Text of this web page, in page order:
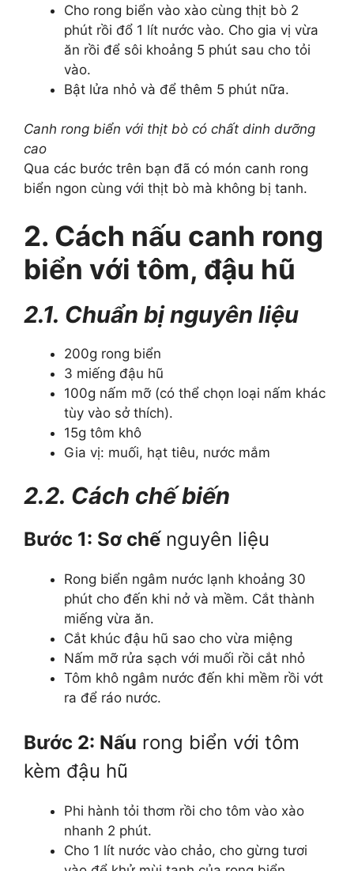
Cho rong biển vào xào cùng thịt bò 2
phút rồi đổ 1 lít nước vào. Cho gia vị vừa
ăn rồi để sôi khoảng 5 phút sau cho tỏi
vào.
Bật lửa nhỏ và để thêm 5 phút nữa.
Canh rong biển với thịt bò có chất dinh dưỡng
cao
Qua các bước trên bạn đã có món canh rong
biển ngon cùng với thịt bò mà không bị tanh.
2. Cách nấu canh rong
biển với tôm, đậu hũ
2.1. Chuẩn bị nguyên liệu
200g rong biển
3 miếng đậu hũ
100g nấm mỡ (có thể chọn loại nấm khác
tùy vào sở thích).
15g tôm khô
Gia vị: muối, hạt tiêu, nước mắm
2.2. Cách chế biến
Bước 1: Sơ chếnguyên liệu
Rong biển ngâm nước lạnh khoảng 30
phút cho đến khi nở và mềm. Cắt thành
miếng vừa ăn.
Cắt khúc đậu hũ sao cho vừa miệng
Nấm mỡ rửa sạch với muối rồi cắt nhỏ
Tôm khô ngâm nước đến khi mềm rồi vớt
ra để ráo nước.
Bước 2: Nấu rong biển với tôm
kèm đậu hũ
Phi hành tỏi thơm rồi cho tôm vào xào
nhanh 2 phút.
Cho 1 lít nước vào chảo, cho gừng tươi